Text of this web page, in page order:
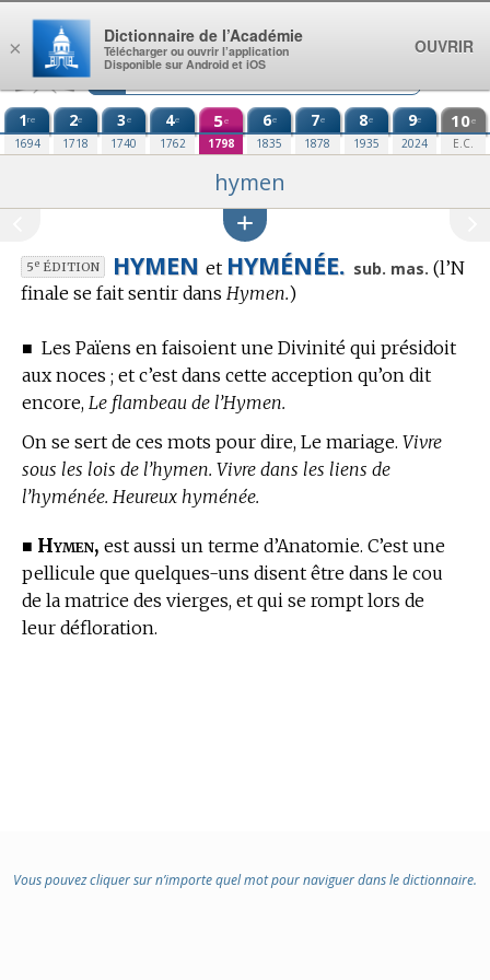
Aller au contenu
1re
1694
2e
1718
3e
1740
4e
1762
5e
1798
6e
1835
7e
1878
8e
1935
9e
2024
10e
E.C.
hymen
5eÉDITION HYMEN et HYMÉNÉE. sub. mas. (l’N
finale se fait sentir dans Hymen.)
■ Les Païens en faisoient une Divinité qui présidoit
aux noces ; et c’est dans cette acception qu’on dit
encore, Le flambeau de l’Hymen.
On se sert de ces mots pour dire, Le mariage. Vivre
sous les lois de l’hymen. Vivre dans les liens de
l’hyménée. Heureux hyménée.
■ Hymen, est aussi un terme d’Anatomie. C’est une
pellicule que quelques-uns disent être dans le cou
de la matrice des vierges, et qui se rompt lors de
leur défloration.
Vous pouvez cliquer sur n’importe quel mot pour naviguer dans le dictionnaire.
×
Dictionnaire de l’Académie
Télécharger ou ouvrir l’application
Disponible sur Android et iOS
OUVRIR